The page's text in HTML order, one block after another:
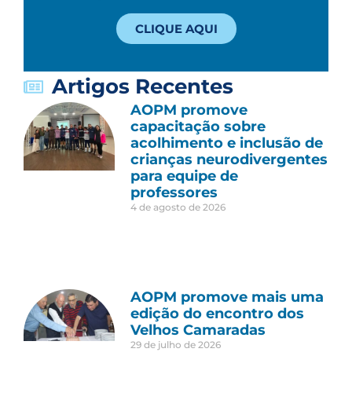
CLIQUE AQUI
Artigos Recentes
AOPM promove
capacitação sobre
acolhimento e inclusão de
crianças neurodivergentes
para equipe de
professores
4 de agosto de 2026
AOPM promove mais uma
edição do encontro dos
Velhos Camaradas
29 de julho de 2026